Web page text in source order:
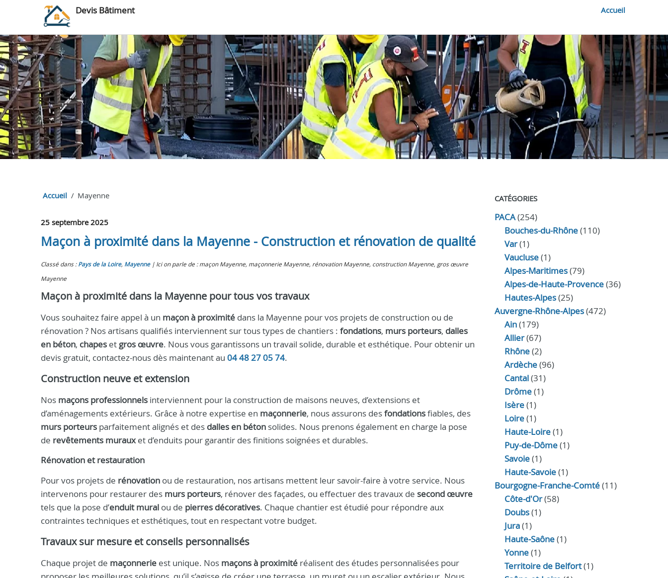
Devis Bâtiment Accueil
Accueil Mayenne
25 septembre 2025
Maçon à proximité dans la Mayenne - Construction et rénovation de qualité
Classé dans : Pays de la Loire, Mayenne
Ici on parle de : maçon Mayenne, maçonnerie Mayenne, rénovation Mayenne, construction Mayenne, gros œuvre
Mayenne
Maçon à proximité dans la Mayenne pour tous vos travaux
Vous souhaitez faire appel à un maçon à proximité dans la Mayenne pour vos projets de construction ou de
rénovation ? Nos artisans qualifiés interviennent sur tous types de chantiers : fondations, murs porteurs, dalles
en béton, chapes et gros œuvre. Nous vous garantissons un travail solide, durable et esthétique. Pour obtenir un
devis gratuit, contactez-nous dès maintenant au 04 48 27 05 74.
Construction neuve et extension
Nos maçons professionnels interviennent pour la construction de maisons neuves, d’extensions et
d’aménagements extérieurs. Grâce à notre expertise en maçonnerie, nous assurons desfondationsfiables, des
murs porteurs parfaitement alignés et des dalles en béton solides. Nous prenons également en charge la pose
de revêtements murauxet d’enduits pour garantir des finitions soignées et durables.
Rénovation et restauration
Pour vos projets de rénovation ou de restauration, nos artisans mettent leur savoir-faire à votre service. Nous
intervenons pour restaurer des murs porteurs, rénover des façades, ou effectuer des travaux de second œuvre
tels que la pose d’enduit mural ou de pierres décoratives. Chaque chantier est étudié pour répondre aux
contraintes techniques et esthétiques, tout en respectant votre budget.
Travaux sur mesure et conseils personnalisés
Chaque projet de maçonnerie est unique. Nos maçons à proximité réalisent des études personnalisées pour
CATÉGORIES
PACA(254)
Bouches-du-Rhône(110)
Var(1)
Vaucluse(1)
Alpes-Maritimes(79)
Alpes-de-Haute-Provence(36)
Hautes-Alpes(25)
Auvergne-Rhône-Alpes(472)
Ain(179)
Allier(67)
Rhône(2)
Ardèche(96)
Cantal(31)
Drôme(1)
Isère(1)
Loire(1)
Haute-Loire(1)
Puy-de-Dôme(1)
Savoie(1)
Haute-Savoie(1)
Bourgogne-Franche-Comté(11)
Côte-d'Or(58)
Doubs(1)
Jura(1)
Haute‑Saône(1)
Yonne(1)
Territoire de Belfort(1)